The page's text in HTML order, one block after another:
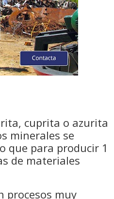
cuprita o azurita
minerales se
que para producir 1
de materiales
procesos muy